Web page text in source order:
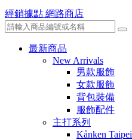
經銷據點 網路商店
最新商品
New Arrivals
男款服飾
女款服飾
背包裝備
服飾配件
主打系列
Kånken Taipei